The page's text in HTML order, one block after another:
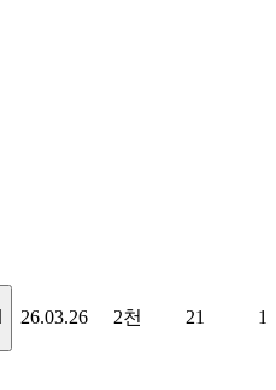
26.03.26 2천 21 1